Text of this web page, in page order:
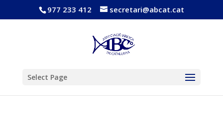
977 233 412 secretari@abcat.cat
Select Page